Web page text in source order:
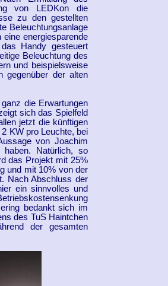
von LEDKon die
zu den gestellten
Beleuchtungsanlage
energiesparende
Handy gesteuert
Beleuchtung des
und beispielsweise
gegenüber der alten
die Erwartungen
sich das Spielfeld
jetzt die künftigen
KW pro Leuchte, bei
von Joachim
haben. Natürlich, so
das Projekt mit 25%
und mit 10% von der
Nach Abschluss der
ein sinnvolles und
bedankt sich im
des TuS Haintchen
der gesamten